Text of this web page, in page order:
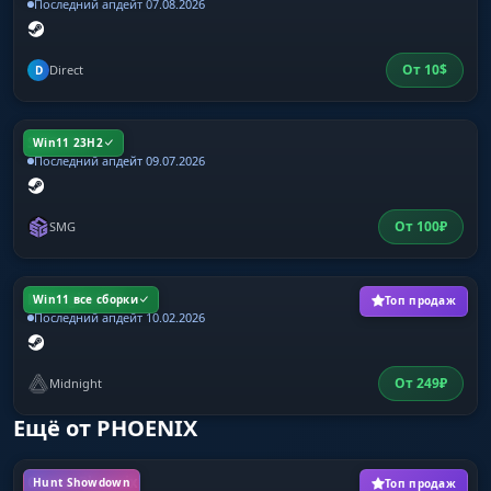
Последний апдейт 07.08.2026
D Direct От 10$
Win11 23H2
SMG CS 2
Последний апдейт 09.07.2026
SMG От 100₽
Win11 все сборки Топ продаж
Midnight КС2
Последний апдейт 10.02.2026
Midnight От249₽
Ещё от PHOENIX
Hunt Showdown
Топ продаж
Chams Phoenix